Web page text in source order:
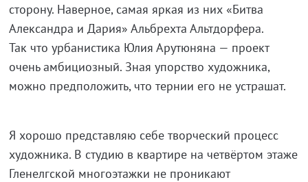
сторону. Наверное, самая яркая из них «Битва
Александра и Дария» Альбрехта Альтдорфера.
Так что урбанистика Юлия Арутюняна — проект
очень амбициозный. Зная упорство художника,
можно предположить, что тернии его не устрашат.
Я хорошо представляю себе творческий процесс
художника. В студию в квартире на четвёртом этаже
Гленелгской многоэтажки не проникают